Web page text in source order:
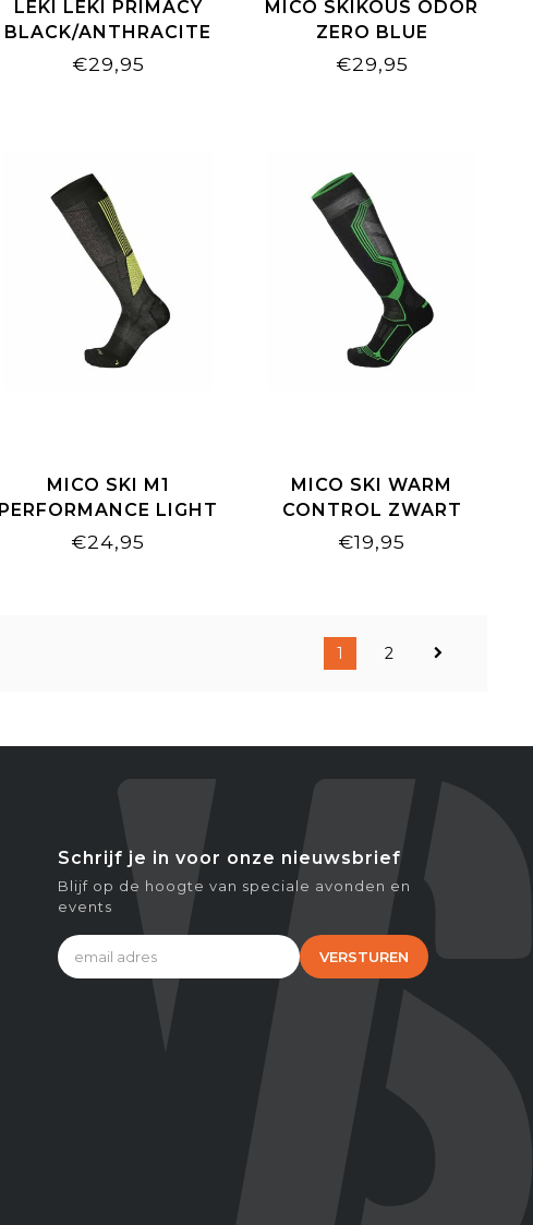
LEKI LEKI PRIMACY
BLACK/ANTHRACITE
€29,95
MICO SKIKOUS ODOR
ZERO BLUE
€29,95
MICO SKI M1
PERFORMANCE LIGHT
WEIGHT BLACK FLUO
€24,95
MICO SKI WARM
CONTROL ZWART
FLUO GROEN
€19,95
1 2
Schrijf je in voor onze nieuwsbrief
Blijf op de hoogte van speciale avonden en
events
VERSTUREN